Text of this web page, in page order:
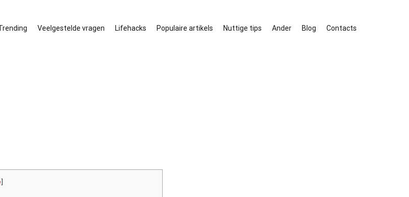
Veelgestelde vragen Lifehacks Populaire artikels Nuttige tips Ander Blog Contacts
]